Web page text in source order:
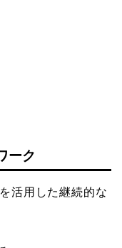
ーク
活用した継続的な